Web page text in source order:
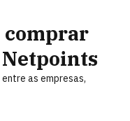
comprar
as empresas,